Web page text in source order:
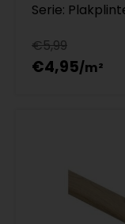
Serie:
€5,99
€4,95